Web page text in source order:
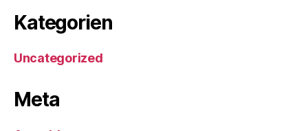
Kategorien
Uncategorized
Meta